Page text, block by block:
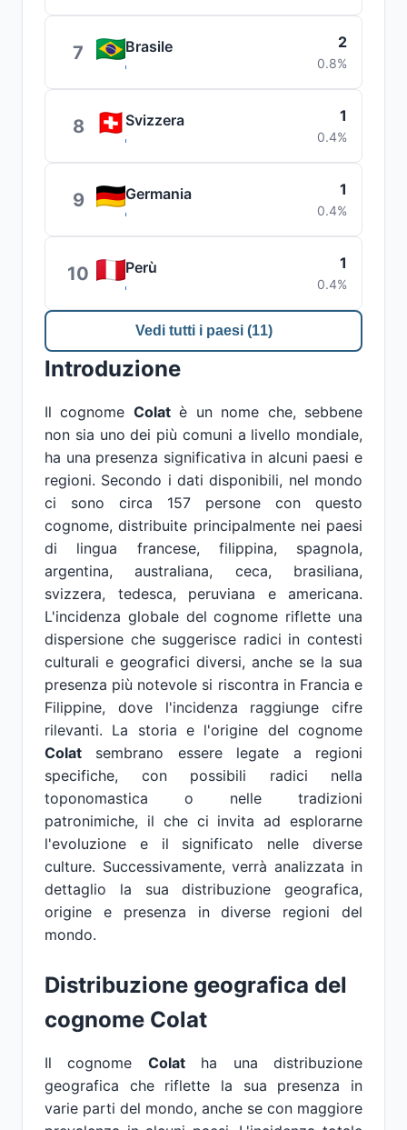
7 Brasile 2
0.8%
8 Svizzera 1
0.4%
9 Germania 1
0.4%
10 Perù 1
0.4%
Vedi tutti i paesi (11)
Introduzione
Il cognome Colatè un nome che, sebbene
non sia uno dei più comuni a livello mondiale,
ha una presenza significativa in alcuni paesi e
regioni. Secondo i dati disponibili, nel mondo
ci sono circa 157 persone con questo
cognome, distribuite principalmente nei paesi
di lingua francese, filippina, spagnola,
argentina, australiana, ceca, brasiliana,
svizzera, tedesca, peruviana e americana.
L'incidenza globale del cognome riflette una
dispersione che suggerisce radici in contesti
culturali e geografici diversi, anche se la sua
presenza più notevole si riscontra in Francia e
Filippine, dove l'incidenza raggiunge cifre
rilevanti. La storia e l'origine del cognome
Colat sembrano essere legate a regioni
specifiche, con possibili radici nella
toponomastica o nelle tradizioni
patronimiche, il che ci invita ad esplorarne
l'evoluzione e il significato nelle diverse
culture. Successivamente, verrà analizzata in
dettaglio la sua distribuzione geografica,
origine e presenza in diverse regioni del
mondo.
Distribuzione geografica del
cognome Colat
Il cognome Colatha una distribuzione
geografica che riflette la sua presenza in
varie parti del mondo, anche se con maggiore